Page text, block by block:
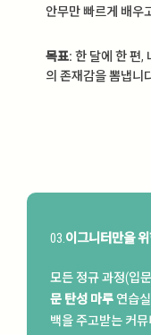
안무만 빠르게 배우
목표: 한 달에 한 편,
의 존재감을 뽐냅니
03.이그니터만을
모든 정규 과정(입
문 탄성 마루연습실
백을 주고받는 커